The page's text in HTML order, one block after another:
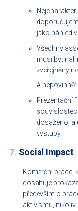
jako náhled
Všechny
musí být
zveřejněny
A nepovinně:
Prezentační
dosaženo, a
výstupy.
7. Social Impact
Komerční práce,
dosahuje
především o
aktivismu, nikoliv